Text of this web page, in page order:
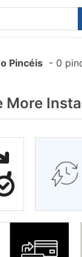
Pincéis - 0
More